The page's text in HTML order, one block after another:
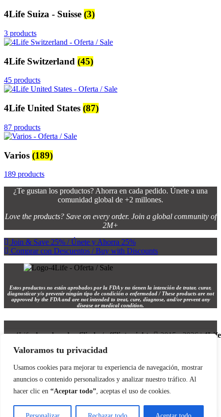
Valoramos tu privacidad
Usamos cookies para mejorar tu experiencia de navegación, mostrar
anuncios o contenido personalizados y analizar nuestro tráfico. Al
hacer clic en “Aceptar todo”, aceptas el uso de cookies.
4Life Suiza - Suisse (3)
3 products
4Life Switzerland (45)
45 products
4Life United States (87)
87 products
Varios (189)
189 products
¿Te gustan los productos? Ahorra en cada pedido. Únete a una
comunidad global de +2 millones.
Love the products? Save on every order. Join a global community of
2M+
Join & Save 25% / Únete y Ahorra 25%
Comprar con Descuentos / Buy with Discounts
Estos productos no están aprobados por la FDA y no tienen la intención de tratar, curar,
diagnosticar y/o prevenir ningún tipo de condición o enfermedad / These products are not
approved by the FDA and are not intended to treat, cure, diagnose, and/or prevent any
disease or medical condition.
4Lifederechos de afiliado / affiliate rights 2015 - 2026 |4Life
Search
TIENDA / SHOP 🛍️